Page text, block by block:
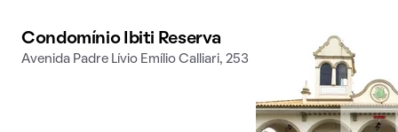
Condomínio Ibiti Reserva
Avenida Padre Lívio Emílio Calliari, 253